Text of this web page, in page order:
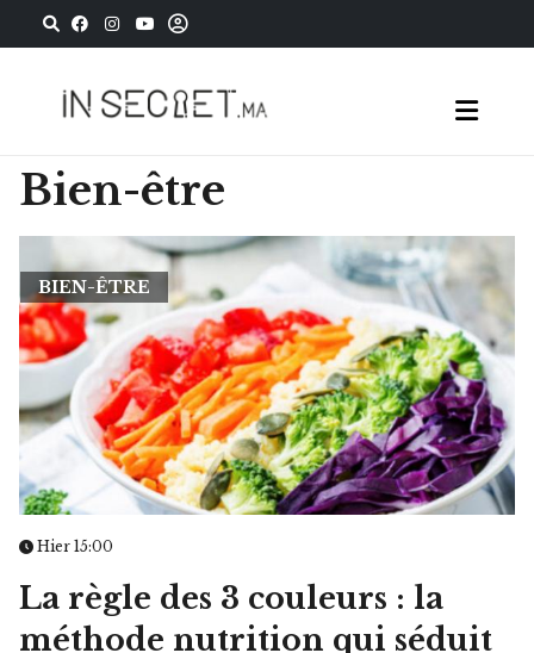
Bien-être
BIEN-ÊTRE
Hier 15:00
La règle des 3 couleurs : la
méthode nutrition qui séduit